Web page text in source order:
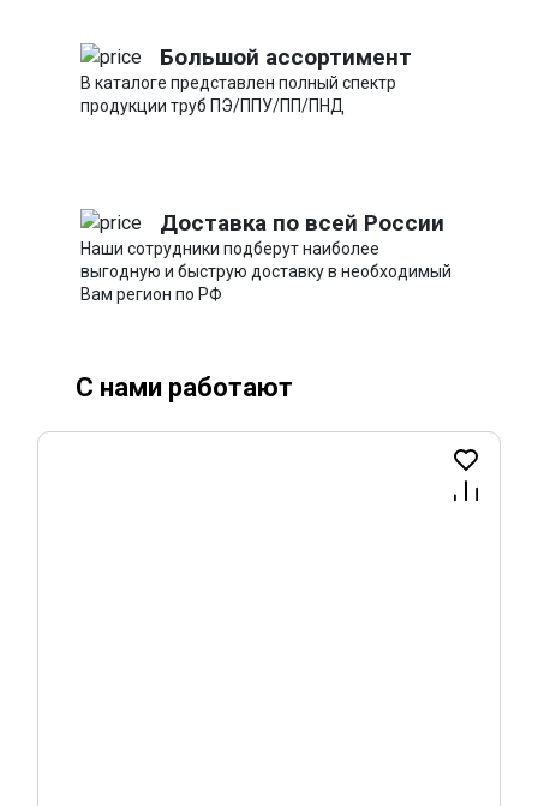
Большой ассортимент
В каталоге представлен полный спектр
продукции труб ПЭ/ППУ/ПП/ПНД
Доставка по всей России
Наши сотрудники подберут наиболее
выгодную и быструю доставку в необходимый
Вам регион по РФ
С нами работают